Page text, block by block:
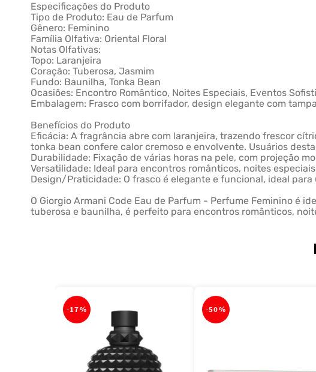
Especificações do Produto
Tipo de Produto: Eau de Parfum
Gênero: Feminino
Família Olfativa: Oriental Floral
Notas Olfativas:
Topo: Laranjeira
Coração: Tuberosa, Jasmim
Fundo: Baunilha, Tonka Bean
Ocasiões: Encontro Romântico, Noites Especiais, Eventos
Embalagem: Frasco com borrifador, design elegante com
Benefícios do Produto
Eficácia: A fragrância abre com laranjeira, trazendo frescor
tonka bean confere calor cremoso e envolvente. Usuários
Durabilidade: Fixação de várias horas na pele, com projeção
Versatilidade: Ideal para encontros românticos, noites
Design/Praticidade: O frasco é elegante e funcional, ideal
O Giorgio Armani Code Eau de Parfum - Perfume Feminino é
tuberosa e baunilha, é perfeito para encontros românticos,
-17% -50%